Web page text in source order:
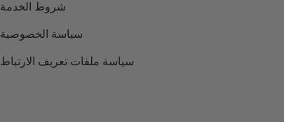
شروط الخدمة
سياسة الخصوصية
سياسة ملفات تعريف الارتباط